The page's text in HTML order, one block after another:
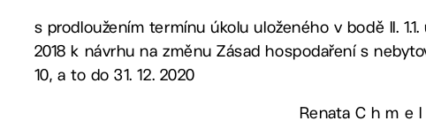
s prodloužením termínu úkolu uloženého v bodě II.
2018 k návrhu na změnu Zásad hospodaření s
10, a to do 31. 12. 2020
Renata C h m e